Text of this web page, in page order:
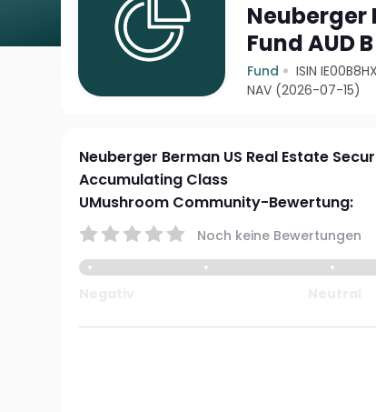
Neuberger
Fund AUD
Fund ISIN
NAV (2026-07-15)
Neuberger Berman US Real Estate
Accumulating Class
UMushroom Community-Bewertung:
Noch keine Bewertungen